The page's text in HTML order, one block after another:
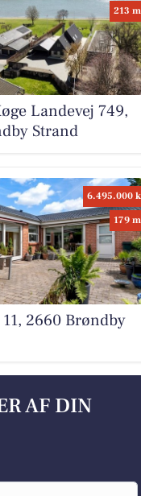
213 m
Landevej 749,
Strand
6.495.000
179 m
2660 Brøndby
AF DIN